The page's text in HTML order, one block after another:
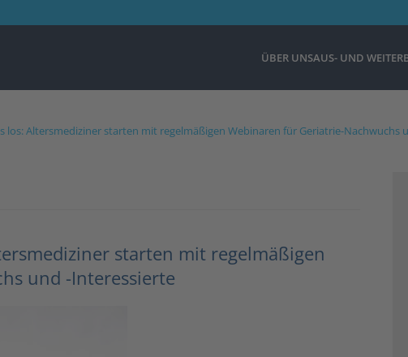
ÜBER UNSAUS- UND
los: Altersmediziner starten mit regelmäßigen Webinaren für Geriatrie-Nachwuchs
starten mit regelmäßigen
und -Interessierte